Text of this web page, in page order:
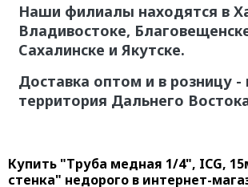
Наши филиалы находятся в
Владивостоке,
Сахалинске и Якутске.
Доставка оптом и в розницу -
территория Дальнего
Купить "Труба медная 1/4", ICG,
стенка" недорого в интернет-